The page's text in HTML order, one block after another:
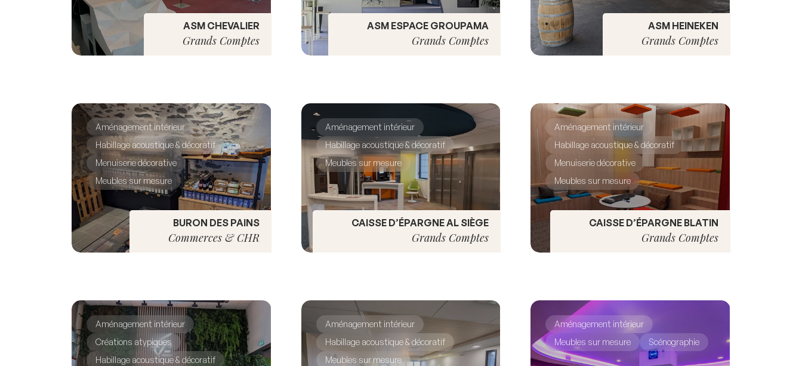
ASM CHEVALIER
Grands Comptes
ASM ESPACE GROUPAMA
Grands Comptes
ASM HEINEKEN
Grands Comptes
Aménagement intérieur
Habillage acoustique & décoratif
Menuiserie décorative
Meubles sur mesure
BURON DES PAINS
Commerces & CHR
Aménagement intérieur
Habillage acoustique & décoratif
Meubles sur mesure
CAISSE D’ÉPARGNE AL SIÈGE
Grands Comptes
Aménagement intérieur
Habillage acoustique & décoratif
Menuiserie décorative
Meubles sur mesure
CAISSE D’ÉPARGNE BLATIN
Grands Comptes
Aménagement intérieur
Créations atypiques
Habillage acoustique & décoratif
Aménagement intérieur
Habillage acoustique & décoratif
Meubles sur mesure
Aménagement intérieur
Meubles sur mesure
Scénographie